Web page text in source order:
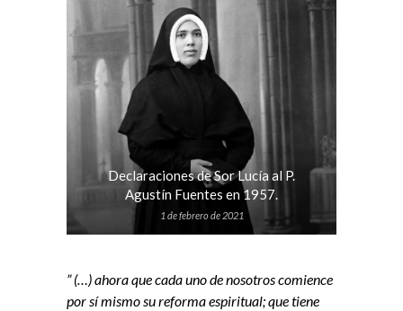
Declaraciones de Sor Lucía al P.
Agustín Fuentes en 1957.
1 de febrero de 2021
” (…) ahora que cada uno de nosotros comience
por sí mismo su reforma espiritual; que tiene